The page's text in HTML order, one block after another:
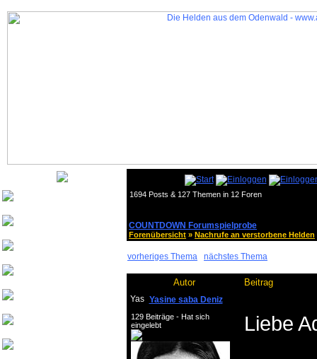
1694 Posts & 127 Themen in 12 Foren
COUNTDOWN Forumspielprobe
Forenübersicht » Nachrufe an verstorbene Helden
vorheriges Thema
nächstes Thema
Autor Beitrag
Yasine saba Deniz
129 Beiträge - Hat sich
eingelebt
Liebe